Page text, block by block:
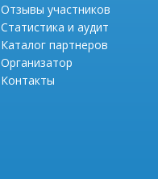
Отзывы участников
Статистика и аудит
Каталог партнеров
Организатор
Контакты